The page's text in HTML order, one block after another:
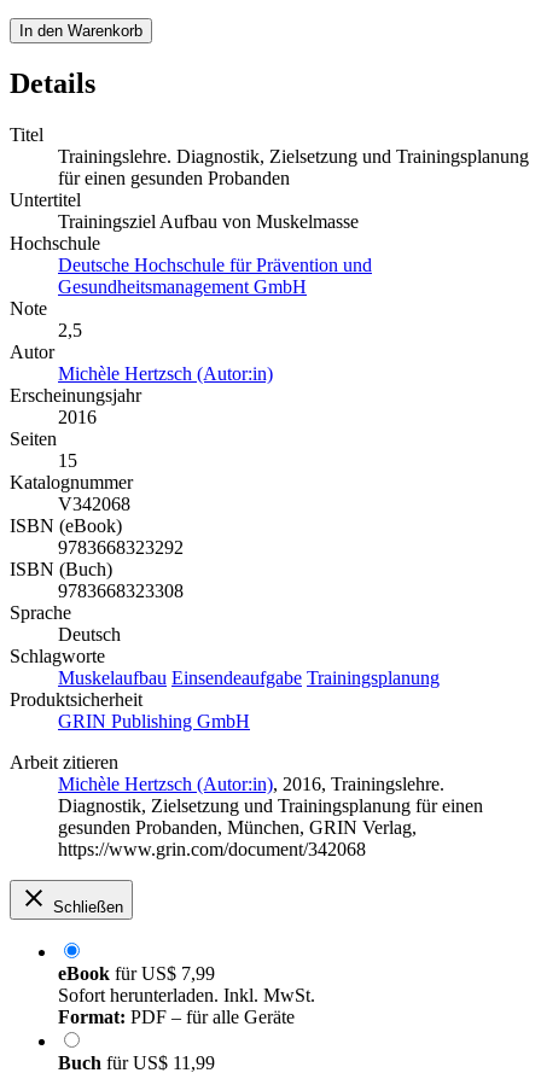
In den Warenkorb
Details
Titel
Trainingslehre. Diagnostik, Zielsetzung und Trainingsplanung
für einen gesunden Probanden
Untertitel
Trainingsziel Aufbau von Muskelmasse
Hochschule
Deutsche Hochschule für Prävention und
Gesundheitsmanagement GmbH
Note
2,5
Autor
Michèle Hertzsch (Autor:in)
Erscheinungsjahr
2016
Seiten
15
Katalognummer
V342068
ISBN (eBook)
9783668323292
ISBN (Buch)
9783668323308
Sprache
Deutsch
Schlagworte
Muskelaufbau Einsendeaufgabe Trainingsplanung
Produktsicherheit
GRIN Publishing GmbH
Arbeit zitieren
Michèle Hertzsch (Autor:in), 2016, Trainingslehre.
Diagnostik, Zielsetzung und Trainingsplanung für einen
gesunden Probanden, München, GRIN Verlag,
https://www.grin.com/document/342068
Schließen
eBook fürUS$ 7,99
Sofort herunterladen. Inkl. MwSt.
Format: PDF – für alle Geräte
Buch fürUS$ 11,99